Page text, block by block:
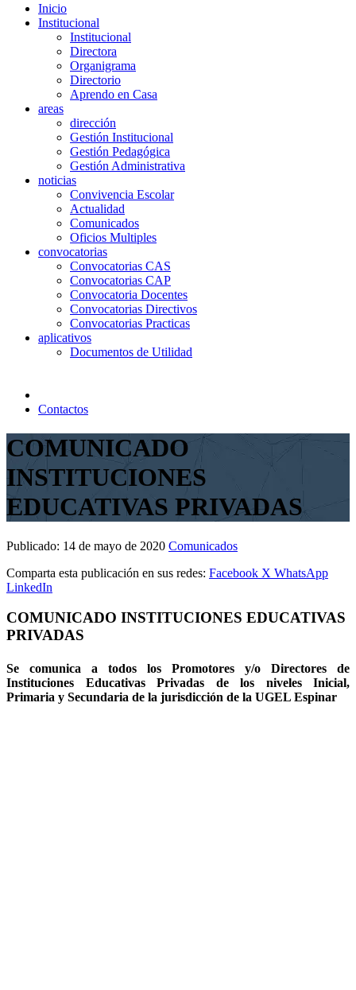
Inicio
Institucional
Institucional
Directora
Organigrama
Directorio
Aprendo en Casa
areas
dirección
Gestión Institucional
Gestión Pedagógica
Gestión Administrativa
noticias
Convivencia Escolar
Actualidad
Comunicados
Oficios Multiples
convocatorias
Convocatorias CAS
Convocatorias CAP
Convocatoria Docentes
Convocatorias Directivos
Convocatorias Practicas
aplicativos
Documentos de Utilidad
Contactos
COMUNICADO
INSTITUCIONES
EDUCATIVAS PRIVADAS
Publicado: 14 de mayo de 2020 Comunicados
Comparta esta publicación en sus redes: Facebook X WhatsApp
LinkedIn
COMUNICADO INSTITUCIONES EDUCATIVAS
PRIVADAS
Se comunica a todos los Promotores y/o Directores de
Instituciones Educativas Privadas de los niveles Inicial,
Primaria y Secundaria de la jurisdicción de la UGEL Espinar